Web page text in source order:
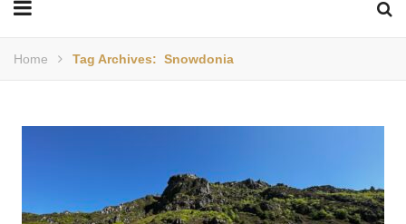
Home Tag Archives: Snowdonia